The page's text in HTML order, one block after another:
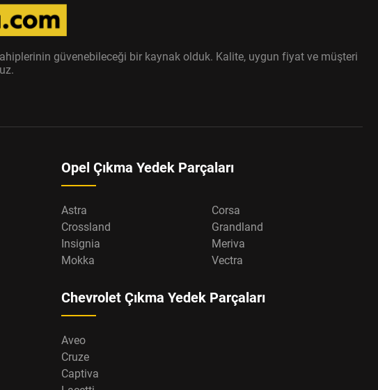
güvenebileceği bir kaynak olduk. Kalite, uygun fiyat ve müşteri
Opel Çıkma Yedek Parçaları
Astra
Corsa
Crossland
Grandland
Insignia
Meriva
Mokka
Vectra
Chevrolet Çıkma Yedek Parçaları
Aveo
Cruze
Captiva